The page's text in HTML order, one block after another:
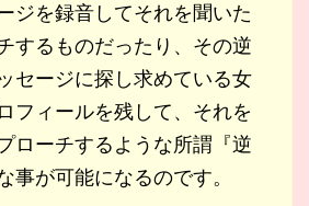
ジを録音してそれを聞いた
するものだったり、その逆
セージに探し求めている女
フィールを残して、それを
ローチするような所謂『逆
事が可能になるのです。